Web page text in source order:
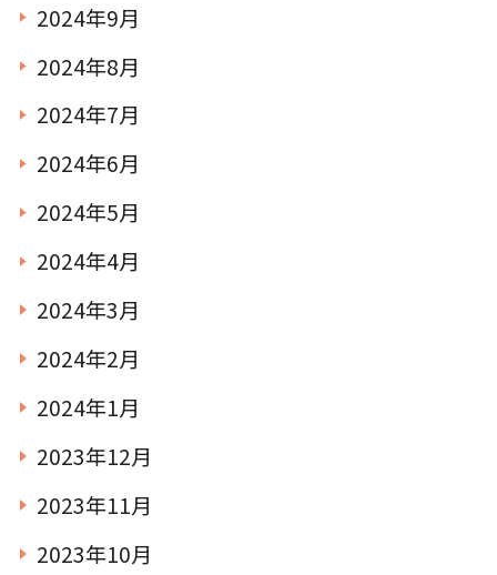
2024年9月
2024年8月
2024年7月
2024年6月
2024年5月
2024年4月
2024年3月
2024年2月
2024年1月
2023年12月
2023年11月
2023年10月